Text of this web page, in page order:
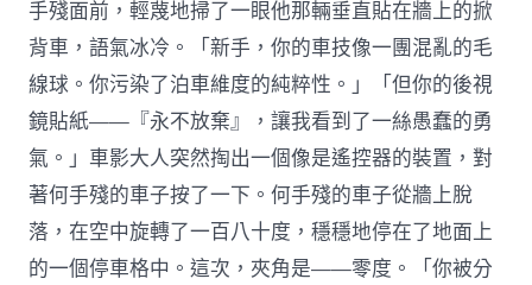
手殘面前，輕蔑地掃了一眼他那輛垂直貼在牆上的掀
背車，語氣冰冷。「新手，你的車技像一團混亂的毛
線球。你污染了泊車維度的純粹性。」「但你的後視
鏡貼紙——『永不放棄』，讓我看到了一絲愚蠢的勇
氣。」車影大人突然掏出一個像是遙控器的裝置，對
著何手殘的車子按了一下。何手殘的車子從牆上脫
落，在空中旋轉了一百八十度，穩穩地停在了地面上
的一個停車格中。這次，夾角是——零度。「你被分